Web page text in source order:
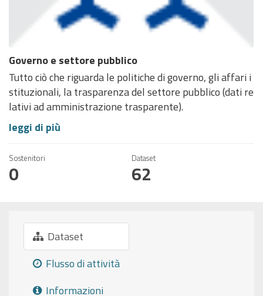
Governo e settore pubblico
Tutto ciò che riguarda le politiche di governo, gli affari i
stituzionali, la trasparenza del settore pubblico (dati re
lativi ad amministrazione trasparente).
leggi di più
Sostenitori
0
Dataset
62
Dataset
Flusso di attività
Informazioni